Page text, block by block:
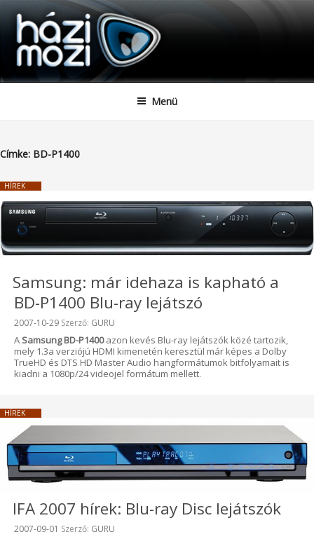
Tartalomhoz
HAZIMOZI
Menü
Címke: BD-P1400
HÍREK
Samsung: már idehaza is kapható a
BD-P1400 Blu-ray lejátszó
Beküldve:
2007-10-29 Szerző: GURU
A Samsung BD-P1400azon kevés Blu-ray lejátszók közé tartozik,
mely 1.3a verziójú HDMI kimenetén keresztül már képes a Dolby
TrueHD és DTS HD Master Audio hangformátumok bitfolyamait is
kiadni a 1080p/24 videojel formátum mellett.
HÍREK
IFA 2007 hírek: Blu-ray Disc lejátszók
Beküldve:
2007-09-01 Szerző: GURU